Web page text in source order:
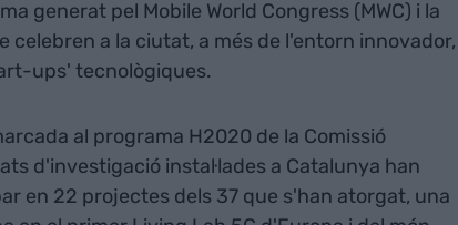
generat pel Mobile World Congress (MWC) i la
celebren a la ciutat, a més de l'entorn innovador,
ups' tecnològiques.
al programa H2020 de la Comissió
d'investigació instal·lades a Catalunya han
en 22 projectes dels 37 que s'han atorgat, una